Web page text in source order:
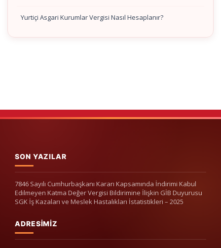
Yurtiçi Asgari Kurumlar Vergisi Nasıl Hesaplanır?
SON YAZILAR
7846 Sayılı Cumhurbaşkanı Kararı Kapsamında İndirimi Kabul
Edilmeyen Katma Değer Vergisi Bildirimine İlişkin GİB Duyurusu
SGK İş Kazaları ve Meslek Hastalıkları İstatistikleri – 2025
ADRESIMIZ